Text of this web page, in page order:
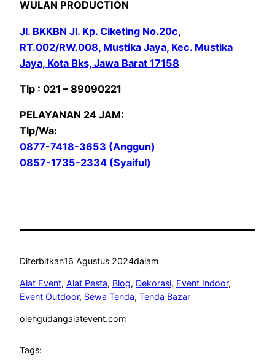
WULAN PRODUCTION
Jl. BKKBN Jl. Kp. Ciketing No.20c,
RT.002/RW.008, Mustika Jaya, Kec. Mustika
Jaya, Kota Bks, Jawa Barat 17158
Tlp : 021 – 89090221
PELAYANAN 24 JAM:
Tlp/Wa:
0877-7418-3653 (Anggun)
0857-1735-2334 (Syaiful)
Diterbitkan16 Agustus 2024dalam
Alat Event, Alat Pesta, Blog, Dekorasi, Event Indoor
Event Outdoor, Sewa Tenda, Tenda Bazar
olehgudangalatevent.com
Tags: